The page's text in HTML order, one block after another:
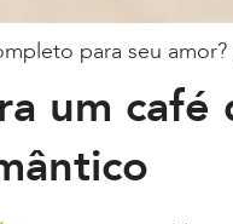
para seu
um café